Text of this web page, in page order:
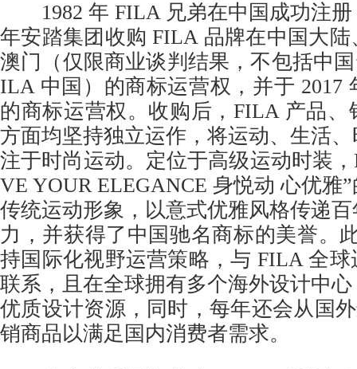
1982 年 FILA 兄弟在中国成功注册
年安踏集团收购 FILA 品牌在中国大
澳门（仅限商业谈判结果，不包括中
ILA 中国）的商标运营权，并于 2017
的商标运营权。收购后，FILA 产品、
方面均坚持独立运作，将运动、生活
注于时尚运动。定位于高级运动时装
VE YOUR ELEGANCE 身悦动 心优雅
传统运动形象，以意式优雅风格传递
力，并获得了中国驰名商标的美誉。
持国际化视野运营策略，与 FILA 全
联系，且在全球拥有多个海外设计中
优质设计资源，同时，每年还会从国
销商品以满足国内消费者需求。